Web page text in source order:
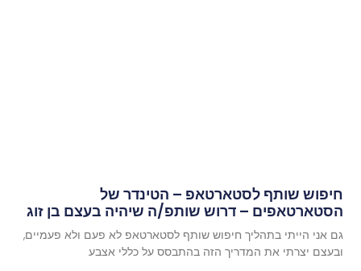
חיפוש שותף לסטארטאפ – הטינדר של
הסטארטאפים – דרוש שותפ/ה שיהיה בעצם בן זוג
גם אני הייתי בתהליך חיפוש שותף לסטארטאפ לא פעם ולא פעמיים,
ובעצם יצרתי את המדריך הזה בהתבסס על כללי אצבע